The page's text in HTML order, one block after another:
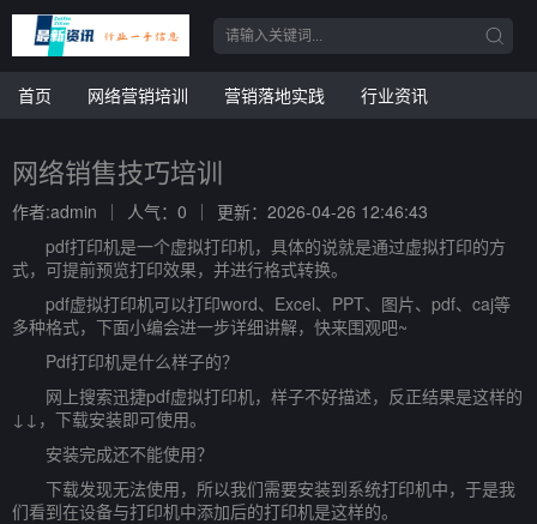
首页 网络营销培训 营销落地实践 行业资讯
网络销售技巧培训
作者:admin 人气：0
更新：2026-04-26 12:46:43
pdf打印机是一个虚拟打印机，具体的说就是通过虚拟打印的方
式，可提前预览打印效果，并进行格式转换。
pdf虚拟打印机可以打印word、Excel、PPT、图片、pdf、caj等
多种格式，下面小编会进一步详细讲解，快来围观吧~
Pdf打印机是什么样子的？
网上搜索迅捷pdf虚拟打印机，样子不好描述，反正结果是这样的
↓↓，下载安装即可使用。
安装完成还不能使用？
下载发现无法使用，所以我们需要安装到系统打印机中，于是我
们看到在设备与打印机中添加后的打印机是这样的。